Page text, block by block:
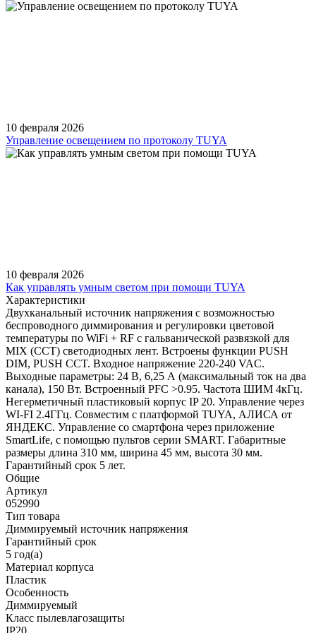
10 февраля 2026
Управление освещением по протоколу TUYA
10 февраля 2026
Как управлять умным светом при помощи TUYA
Характеристики
Двухканальный источник напряжения с возможностью
беспроводного диммирования и регулировки цветовой
температуры по WiFi + RF с гальванической развязкой для
MIX (CCT) светодиодных лент. Встроены функции PUSH
DIM, PUSH CCT. Входное напряжение 220-240 VAC.
Выходные параметры: 24 В, 6,25 А (максимальный ток на два
канала), 150 Вт. Встроенный PFC >0.95. Частота ШИМ 4кГц.
Негерметичный пластиковый корпус IP 20. Управление через
WI-FI 2.4ГГц. Совместим с платформой TUYA, АЛИСА от
ЯНДЕКС. Управление со смартфона через приложение
SmartLife, с помощью пультов серии SMART. Габаритные
размеры длина 310 мм, ширина 45 мм, высота 30 мм.
Гарантийный срок 5 лет.
Общие
Артикул
052990
Тип товара
Диммируемый источник напряжения
Гарантийный срок
5 год(а)
Материал корпуса
Пластик
Особенность
Диммируемый
Класс пылевлагозащиты
IP20